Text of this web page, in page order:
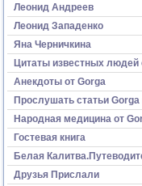
Леонид Андреев
Леонид Западенко
Яна Черничкина
Цитаты известных людей
Анекдоты от Gorga
Прослушать статьи
Народная медицина от
Гостевая книга
Белая
Друзья Прислали